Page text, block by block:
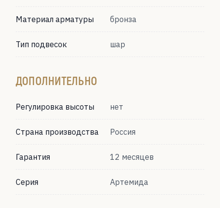
Материал арматуры бронза
Тип подвесок шар
ДОПОЛНИТЕЛЬНО
Регулировка высоты нет
Страна производства Россия
Гарантия 12 месяцев
Серия Артемида